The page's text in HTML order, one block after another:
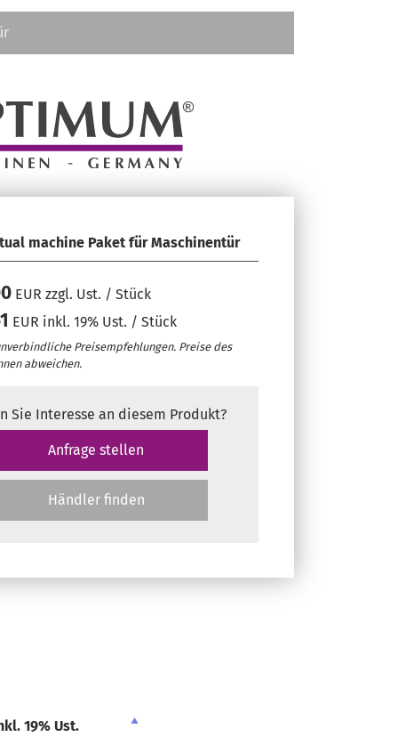
machine Paket für Maschinentür
EUR zzgl. Ust. / Stück
EUR inkl. 19% Ust. / Stück
Preisempfehlungen. Preise des
abweichen.
Sie Interesse an diesem Produkt?
Anfrage stellen
Händler finden
19% Ust.